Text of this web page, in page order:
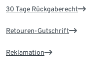
30 Tage Rückgaberecht
Retouren-Gutschrift
Reklamation